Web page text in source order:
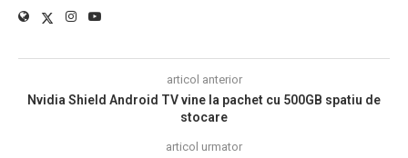
articol anterior
Nvidia Shield Android TV vine la pachet cu 500GB spatiu de
stocare
articol urmator